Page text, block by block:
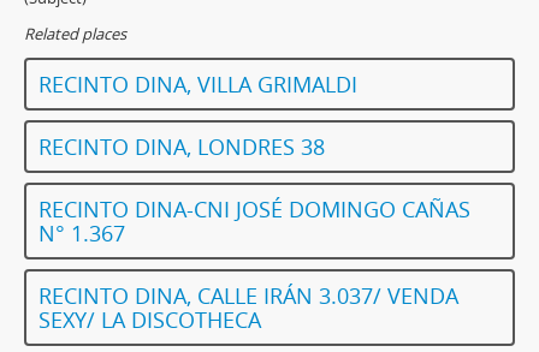
Related places
RECINTO DINA, VILLA GRIMALDI
RECINTO DINA, LONDRES 38
RECINTO DINA-CNI JOSÉ DOMINGO CAÑAS
N° 1.367
RECINTO DINA, CALLE IRÁN 3.037/ VENDA
SEXY/ LA DISCOTHECA